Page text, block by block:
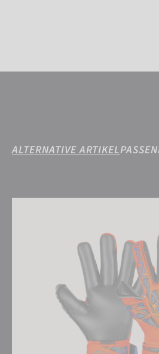
ALTERNATIVE ARTIKEL